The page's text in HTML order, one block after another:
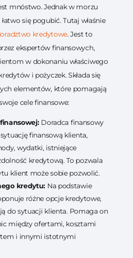
mnóstwo. Jednak w morzu
się pogubić. Tutaj właśnie
kredytowe.Jest to
ekspertów finansowych,
w dokonaniu właściwego
i pożyczek. Składa się
elementów, które pomagają
cele finansowe:
Doradca finansowy
finansową klienta,
wydatki, istniejące
kredytową. To pozwala
klient może sobie pozwolić.
kredytu: Na podstawie
różne opcje kredytowe,
do sytuacji klienta. Pomaga on
między ofertami, kosztami
i innymi istotnymi